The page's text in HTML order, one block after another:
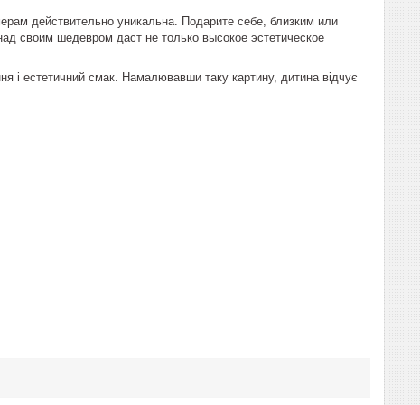
действительно уникальна. Подарите себе, близким или
своим шедевром даст не только высокое эстетическое
і естетичний смак. Намалювавши таку картину, дитина відчує